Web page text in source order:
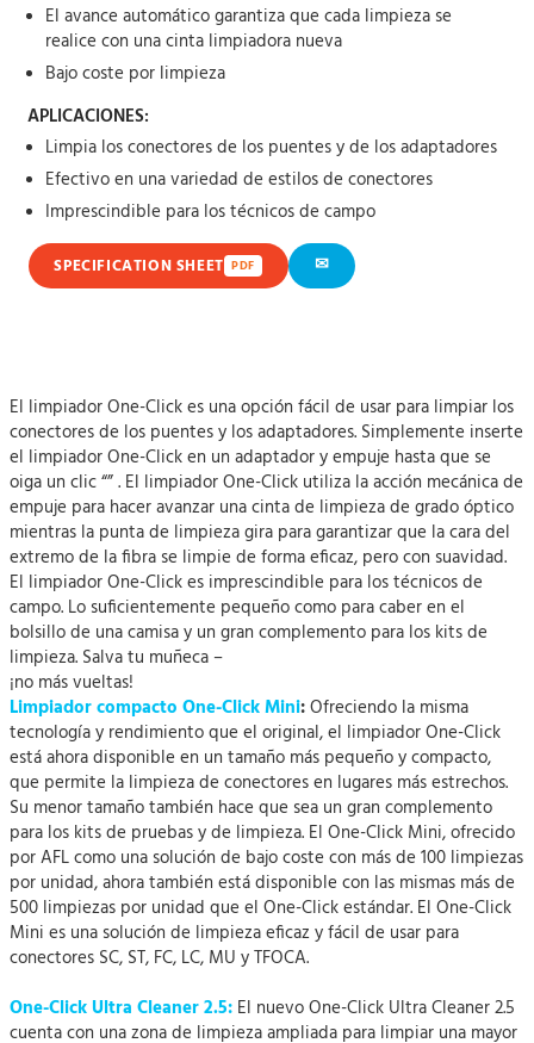
El avance automático garantiza que cada limpieza se
realice con una cinta limpiadora nueva
Bajo coste por limpieza
APLICACIONES:
Limpia los conectores de los puentes y de los adaptadores
Efectivo en una variedad de estilos de conectores
Imprescindible para los técnicos de campo
SPECIFICATION SHEET PDF ✉
El limpiador One-Click es una opción fácil de usar para limpiar los
conectores de los puentes y los adaptadores. Simplemente inserte
el limpiador One-Click en un adaptador y empuje hasta que se
oiga un clic “” . El limpiador One-Click utiliza la acción mecánica de
empuje para hacer avanzar una cinta de limpieza de grado óptico
mientras la punta de limpieza gira para garantizar que la cara del
extremo de la fibra se limpie de forma eficaz, pero con suavidad.
El limpiador One-Click es imprescindible para los técnicos de
campo. Lo suficientemente pequeño como para caber en el
bolsillo de una camisa y un gran complemento para los kits de
limpieza. Salva tu muñeca –
¡no más vueltas!
Limpiador compacto One-Click Mini:Ofreciendo la misma
tecnología y rendimiento que el original, el limpiador One-Click
está ahora disponible en un tamaño más pequeño y compacto,
que permite la limpieza de conectores en lugares más estrechos.
Su menor tamaño también hace que sea un gran complemento
para los kits de pruebas y de limpieza. El One-Click Mini, ofrecido
por AFL como una solución de bajo coste con más de 100 limpiezas
por unidad, ahora también está disponible con las mismas más de
500 limpiezas por unidad que el One-Click estándar. El One-Click
Mini es una solución de limpieza eficaz y fácil de usar para
conectores SC, ST, FC, LC, MU y TFOCA.
One-Click Ultra Cleaner 2.5: El nuevo One-Click Ultra Cleaner 2.5
cuenta con una zona de limpieza ampliada para limpiar una mayor